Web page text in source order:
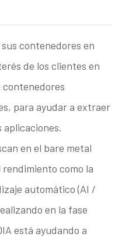
contenedores en
de los clientes en
para ayudar a extraer
aplicaciones.
en el bare metal
como la
automático (AI /
en la fase
está ayudando a